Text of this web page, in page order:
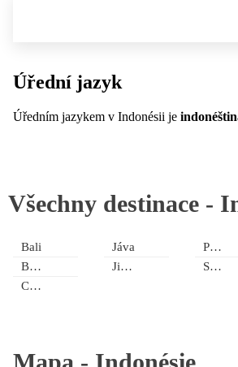
Úřední jazyk
Úředním jazykem v Indonésii je
Všechny destinace -
Bali
Borneo
Centrální ostrovy
Jáva
Jižní ostrovy
Papua
Sulawesi
Mapa - Indonésie